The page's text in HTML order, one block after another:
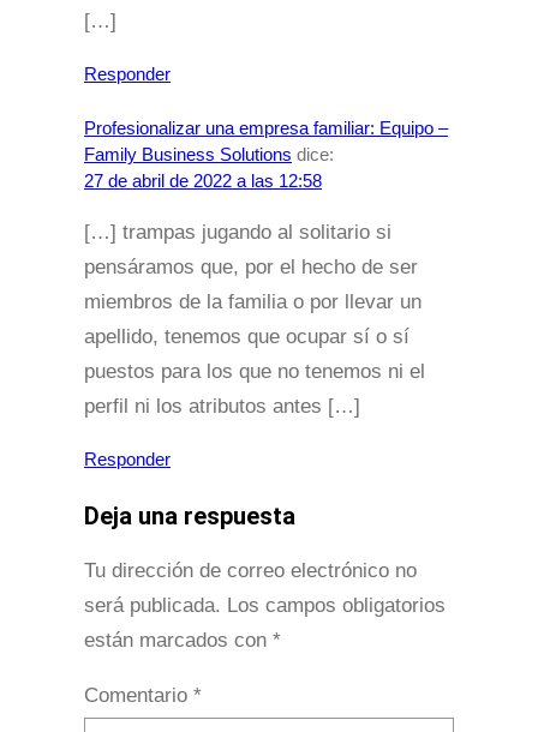
[…]
Responder
Profesionalizar una empresa familiar: Equipo –
Family Business Solutions dice:
27 de abril de 2022 a las 12:58
[…] trampas jugando al solitario si
pensáramos que, por el hecho de ser
miembros de la familia o por llevar un
apellido, tenemos que ocupar sí o sí
puestos para los que no tenemos ni el
perfil ni los atributos antes […]
Responder
Deja una respuesta
Tu dirección de correo electrónico no
será publicada. Los campos obligatorios
están marcados con *
Comentario *